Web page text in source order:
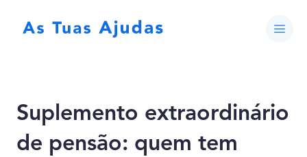
Suplemento extraordinário
de pensão: quem tem